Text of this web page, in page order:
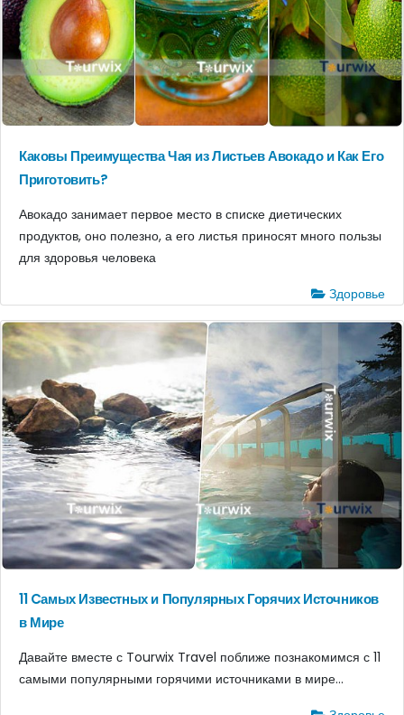
Каковы Преимущества Чая из Листьев Авокадо и Как Его
Приготовить?
Авокадо занимает первое место в списке диетических
продуктов, оно полезно, а его листья приносят много пользы
для здоровья человека
Здоровье
11 Cамых Известных и Популярных Горячих Источников
в Мире
Давайте вместе с Tourwix Travel поближе познакомимся с 11
самыми популярными горячими источниками в мире...